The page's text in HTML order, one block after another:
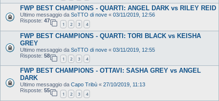
FWP BEST CHAMPIONS - QUARTI: ANGEL DARK vs RILEY REID
Ultimo messaggio da SoTTO di nove « 03/11/2019, 12:56
Risposte: 47
1 2 3 4
FWP BEST CHAMPIONS - QUARTI: TORI BLACK vs KEISHA
GREY
Ultimo messaggio da SoTTO di nove « 03/11/2019, 12:55
Risposte: 58
1 2 3 4
FWP BEST CHAMPIONS - OTTAVI: SASHA GREY vs ANGEL
DARK
Ultimo messaggio da Capo Tribù « 27/10/2019, 11:13
Risposte: 55
1 2 3 4